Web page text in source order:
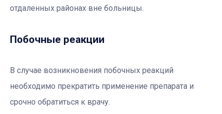
отдаленных районах вне больницы.
Побочные реакции
В случае возникновения побочных реакций
необходимо прекратить применение препарата и
срочно обратиться к врачу.